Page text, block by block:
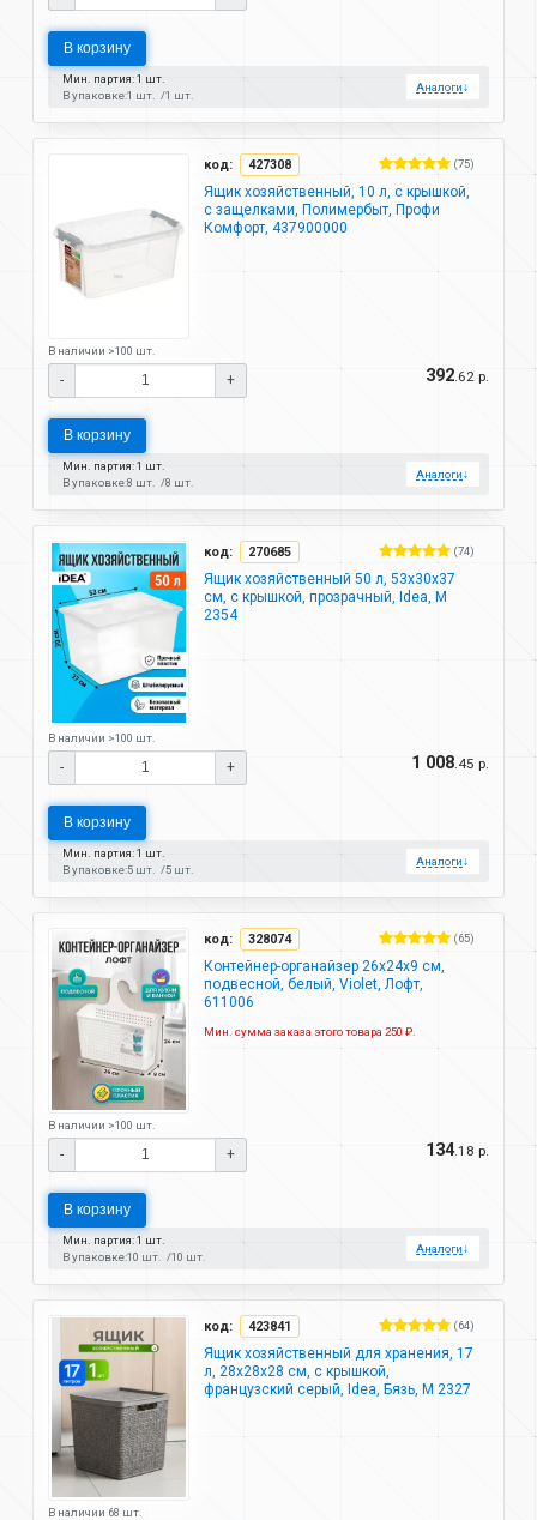
В корзину
Мин. партия: 1 шт.
В упаковке:1 шт. 1 шт.
Аналоги↓
код: 427308 (75)
Ящик хозяйственный, 10 л, с крышкой,
с защелками, Полимербыт, Профи
Комфорт, 437900000
В наличии >100 шт.
- + 392 .62 р.
В корзину
Мин. партия: 1 шт.
В упаковке:8 шт. 8 шт.
Аналоги↓
код: 270685 (74)
Ящик хозяйственный 50 л, 53х30х37
см, с крышкой, прозрачный, Idea, М
2354
В наличии >100 шт.
- + 1 008 .45 р.
В корзину
Мин. партия: 1 шт.
В упаковке:5 шт. 5 шт.
Аналоги↓
код: 328074 (65)
Контейнер-органайзер 26х24х9 см,
подвесной, белый, Violet, Лофт,
611006
Мин. сумма заказа этого товара 250 ₽.
В наличии >100 шт.
- + 134.18 р.
В корзину
Мин. партия: 1 шт.
В упаковке:10 шт. 10 шт.
Аналоги↓
код: 423841 (64)
Ящик хозяйственный для хранения, 17
л, 28х28х28 см, с крышкой,
французcкий серый, Idea, Бязь, М 2327
В наличии 68 шт.